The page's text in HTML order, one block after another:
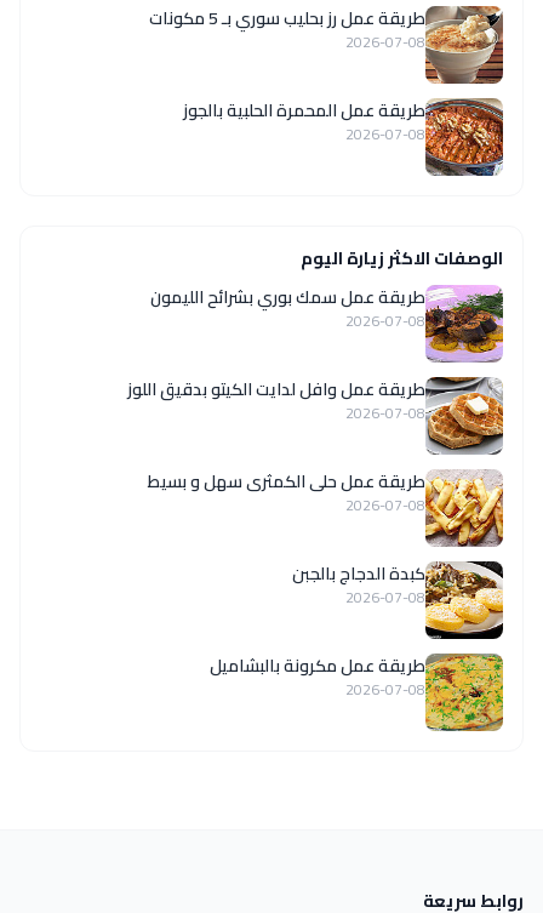
طريقة عمل رز بحليب سوري بـ 5 مكونات
2026-07-08
طريقة عمل المحمرة الحلبية بالجوز
2026-07-08
الوصفات الاكثر زيارة اليوم
طريقة عمل سمك بوري بشرائح الليمون
2026-07-08
طريقة عمل وافل لدايت الكيتو بدقيق اللوز
2026-07-08
طريقة عمل حلى الكمثرى سهل و بسيط
2026-07-08
كبدة الدجاج بالجبن
2026-07-08
طريقة عمل مكرونة بالبشاميل
2026-07-08
روابط سريعة